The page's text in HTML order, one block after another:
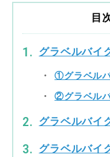
目
グラベルバイ
①グラベル
②グラベル
グラベルバイ
グラベルバイ